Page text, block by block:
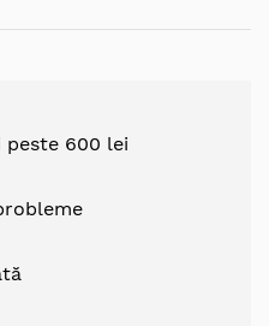
peste 600 lei